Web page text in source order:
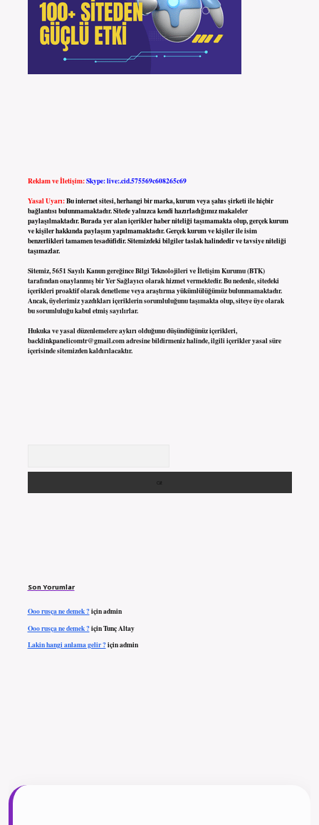
Reklam ve İletişim:Skype: live:.cid.575569c608265c69
Yasal Uyarı:Bu internet sitesi, herhangi bir marka, kurum veya şahıs şirketi ile hiçbir
bağlantısı bulunmamaktadır. Sitede yalnızca kendi hazırladığımız makaleler
paylaşılmaktadır. Burada yer alan içerikler haber niteliği taşımamakta olup, gerçek kurum
ve kişiler hakkında paylaşım yapılmamaktadır. Gerçek kurum ve kişiler ile isim
benzerlikleri tamamen tesadüfidir. Sitemizdeki bilgiler taslak halindedir ve tavsiye niteliği
taşımazlar.
Sitemiz, 5651 Sayılı Kanun gereğince Bilgi Teknolojileri ve İletişim Kurumu (BTK)
tarafından onaylanmış bir Yer Sağlayıcı olarak hizmet vermektedir. Bu nedenle, sitedeki
içerikleri proaktif olarak denetleme veya araştırma yükümlülüğümüz bulunmamaktadır.
Ancak, üyelerimiz yazdıkları içeriklerin sorumluluğunu taşımakta olup, siteye üye olarak
bu sorumluluğu kabul etmiş sayılırlar.
Hukuka ve yasal düzenlemelere aykırı olduğunu düşündüğünüz içerikleri,
backlinkpanelicomtr@gmail.comadresine bildirmeniz halinde, ilgili içerikler yasal süre
içerisinde sitemizden kaldırılacaktır.
Son Yorumlar
Ooo rusça ne demek ?içinadmin
Ooo rusça ne demek ?içinTunç Altay
Lakin hangi anlama gelir ?içinadmin